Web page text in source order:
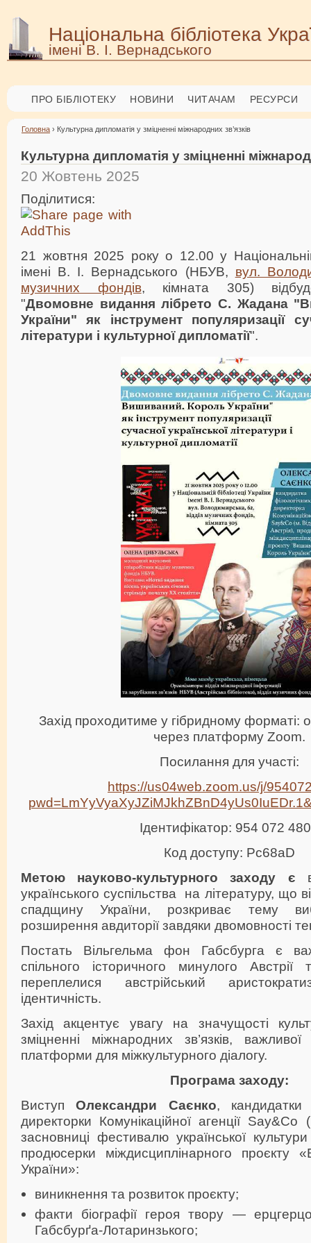
Національна бібліотека
імені В. І. Вернадського
ПРО БІБЛІОТЕКУ НОВИНИ ЧИТАЧАМ РЕСУРСИ
Головна › Культурна дипломатія у зміцненні міжнародних зв’язків
Культурна дипломатія у зміцненні
20 Жовтень 2025
Поділитися:
21 жовтня 2025 року о 12.00 у Національній
імені В. І. Вернадського (НБУВ, вул.
музичних фондів, кімната 305)
"Двомовне видання лібрето С. Жадана
України" як інструмент популяризації
літератури і культурної дипломатії".
Захід проходитиме у гібридному
через платформу Zoom.
Посилання для участі:
https://us04web.zoom.us/j/
Ідентифікатор: 954 072
Код доступу: Pc68aD
Метою науково-культурного заходу є
українського суспільства на літературу, що
спадщину України, розкриває тему
розширення авдиторії завдяки двомовності
Постать Вільгельма фон Габсбурга є
спільного історичного минулого
переплелися австрійський
ідентичність.
Захід акцентує увагу на значущості
зміцненні міжнародних зв’язків,
платформи для міжкультурного діалогу.
Програма заходу:
ВиступОлександри Саєнко, кандидатки
директорки Комунікаційної агенції Say&Co
засновниці фестивалю української
продюсерки міждисциплінарного проєкту
України»:
виникнення та розвиток проєкту;
факти біографії героя твору —
Габсбурґа-Лотаринзького;